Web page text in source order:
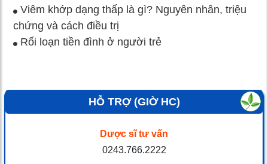
Viêm khớp dạng thấp là gì? Nguyên nhân, triệu
chứng và cách điều trị
Rối loạn tiền đình ở người trẻ
HỖ TRỢ (GIỜ HC)
Dược sĩ tư vấn
0243.766.2222